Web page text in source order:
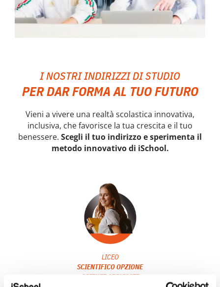
I NOSTRI INDIRIZZI DI STUDIO
PER DAR FORMA AL TUO FUTURO
Vieni a vivere una realtà scolastica innovativa,
inclusiva, che favorisce la tua crescita e il tuo
benessere. Scegli il tuo indirizzo e sperimenta il
metodo innovativo di iSchool.
LICEO
SCIENTIFICO OPZIONE
SCIENZE APPLICATE